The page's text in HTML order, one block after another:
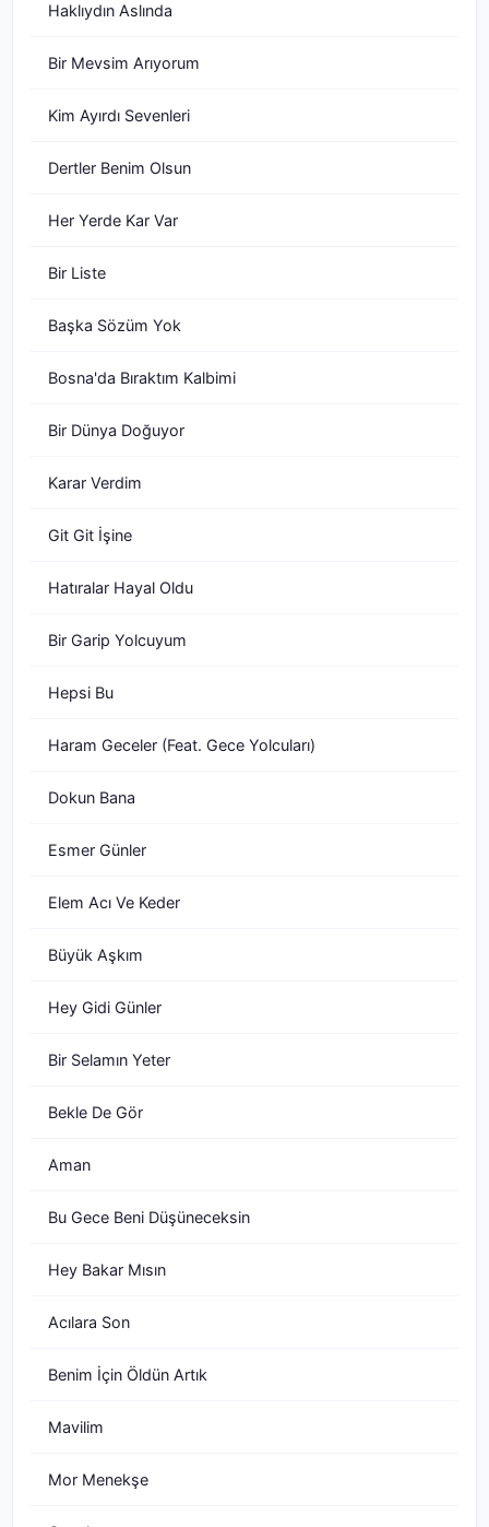
Haklıydın Aslında
Bir Mevsim Arıyorum
Kim Ayırdı Sevenleri
Dertler Benim Olsun
Her Yerde Kar Var
Bir Liste
Başka Sözüm Yok
Bosna'da Bıraktım Kalbimi
Bir Dünya Doğuyor
Karar Verdim
Git Git İşine
Hatıralar Hayal Oldu
Bir Garip Yolcuyum
Hepsi Bu
Haram Geceler (Feat. Gece Yolcuları)
Dokun Bana
Esmer Günler
Elem Acı Ve Keder
Büyük Aşkım
Hey Gidi Günler
Bir Selamın Yeter
Bekle De Gör
Aman
Bu Gece Beni Düşüneceksin
Hey Bakar Mısın
Acılara Son
Benim İçin Öldün Artık
Mavilim
Mor Menekşe